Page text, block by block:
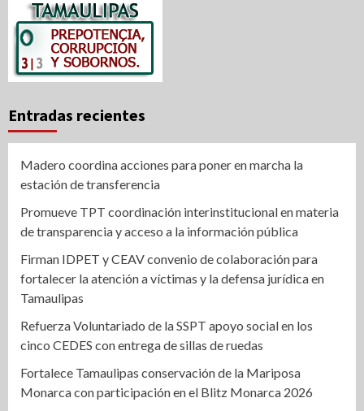
Entradas recientes
Madero coordina acciones para poner en marcha la
estación de transferencia
Promueve TPT coordinación interinstitucional en materia
de transparencia y acceso a la información pública
Firman IDPET y CEAV convenio de colaboración para
fortalecer la atención a víctimas y la defensa jurídica en
Tamaulipas
Refuerza Voluntariado de la SSPT apoyo social en los
cinco CEDES con entrega de sillas de ruedas
Fortalece Tamaulipas conservación de la Mariposa
Monarca con participación en el Blitz Monarca 2026